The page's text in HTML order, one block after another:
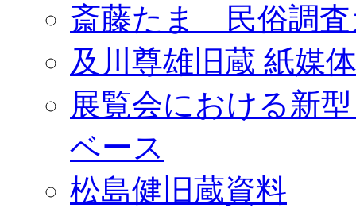
斎藤たま 民俗調査
及川尊雄旧蔵 紙媒
展覧会における新
ベース
松島健旧蔵資料